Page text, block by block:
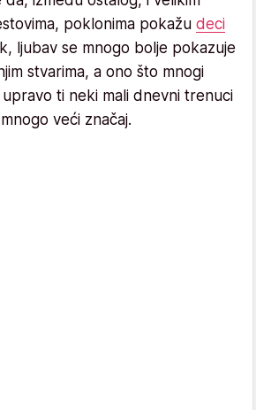
poklonima pokažu deci
ljubav se mnogo bolje pokazuje
stvarima, a ono što mnogi
ti neki mali dnevni trenuci
veći značaj.